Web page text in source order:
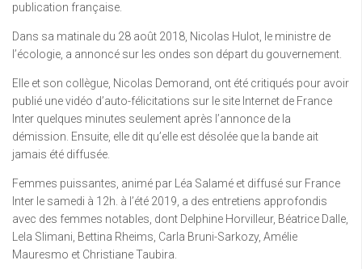
publication française.
Dans sa matinale du 28 août 2018, Nicolas Hulot, le ministre de
l’écologie, a annoncé sur les ondes son départ du gouvernement.
Elle et son collègue, Nicolas Demorand, ont été critiqués pour avoir
publié une vidéo d’auto-félicitations sur le site Internet de France
Inter quelques minutes seulement après l’annonce de la
démission. Ensuite, elle dit qu’elle est désolée que la bande ait
jamais été diffusée.
Femmes puissantes, animé par Léa Salamé et diffusé sur France
Inter le samedi à 12h. à l’été 2019, a des entretiens approfondis
avec des femmes notables, dont Delphine Horvilleur, Béatrice Dalle,
Lela Slimani, Bettina Rheims, Carla Bruni-Sarkozy, Amélie
Mauresmo et Christiane Taubira.